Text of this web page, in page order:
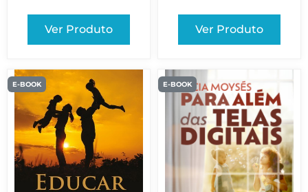
Ver Produto Ver Produto
E-BOOK E-BOOK